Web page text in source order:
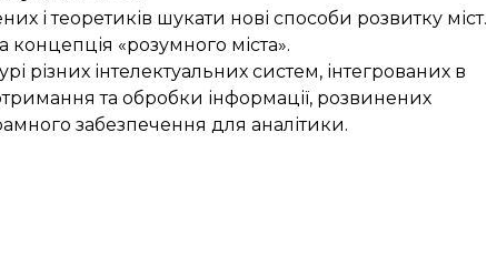
і теоретиків шукати нові способи розвитку міст.
«розумного міста».
різних інтелектуальних систем, інтегрованих в
та обробки інформації, розвинених
забезпечення для аналітики.